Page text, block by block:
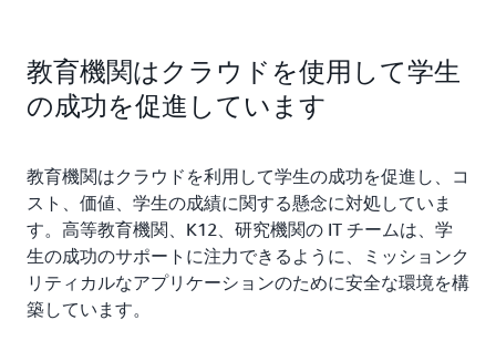
教育機関はクラウドを使用して学生
の成功を促進しています
教育機関はクラウドを利用して学生の成功を促進し、コ
スト、価値、学生の成績に関する懸念に対処していま
す。高等教育機関、K12、研究機関の IT チームは、学
生の成功のサポートに注力できるように、ミッションク
リティカルなアプリケーションのために安全な環境を構
築しています。